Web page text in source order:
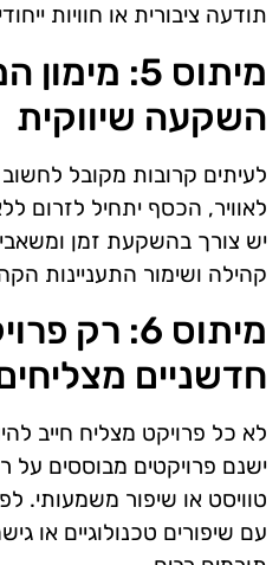
תודעה ציבורית או חוויות
מיתוס 5:
השקעה שיווקית
לעיתים קרובות מקובל
לאוויר, הכסף יתחיל לזרום
יש צורך בהשקעת זמן
קהילה ושימור התעניינות
מיתוס 6: רק
חדשניים
לא כל פרויקט מצליח חייב
ישנם פרויקטים מבוססים על
טוויסט או שיפור משמעותי.
עם שיפורים טכנולוגיים או